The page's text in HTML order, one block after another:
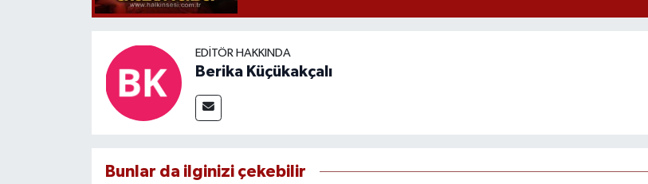
EDITÖR HAKKINDA
Berika Küçükakçalı
Bunlar da ilginizi çekebilir